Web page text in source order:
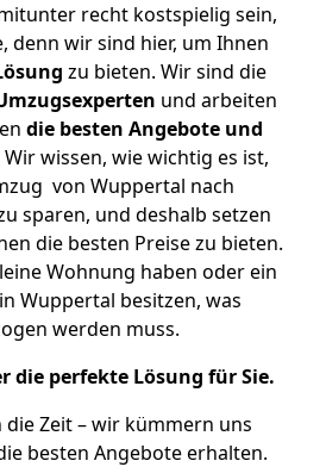
recht kostspielig sein,
denn wir sind hier, um Ihnen
zu bieten. Wir sind die
und arbeiten
die besten Angebote und
wissen, wie wichtig es ist,
von Wuppertal nach
sparen, und deshalb setzen
die besten Preise zu bieten.
Wohnung haben oder ein
Wuppertal besitzen, was
werden muss.
die perfekte Lösung für Sie.
die Zeit – wir kümmern uns
besten Angebote erhalten.